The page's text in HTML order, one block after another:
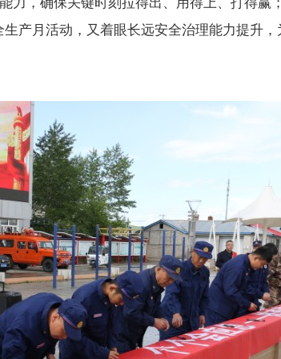
产月活动，又着眼长远安全治理能力提升